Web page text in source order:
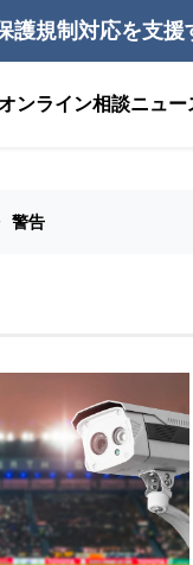
護規制対応を支援
ンライン相談ニュー
警告